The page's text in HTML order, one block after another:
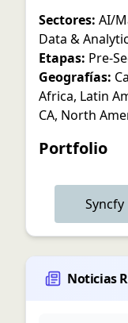
Sectores: AI/
Data &
Etapas: Pre-
Geografías:
Africa, Latin
CA, North
Portfolio
Syncfy
Noticias